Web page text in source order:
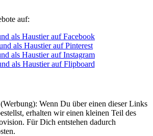
auf:
(Werbung): Wenn Du über einen dieser Links
erhalten wir einen kleinen Teil des
Für Dich entstehen dadurch